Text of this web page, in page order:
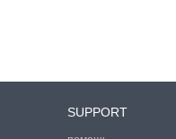
SUPPORT